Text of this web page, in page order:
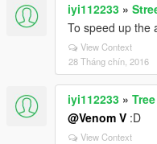
iyi112233 »
To speed up the
View Context
28 Tháng chín, 2016
iyi112233 »
@Venom V :D
View Context